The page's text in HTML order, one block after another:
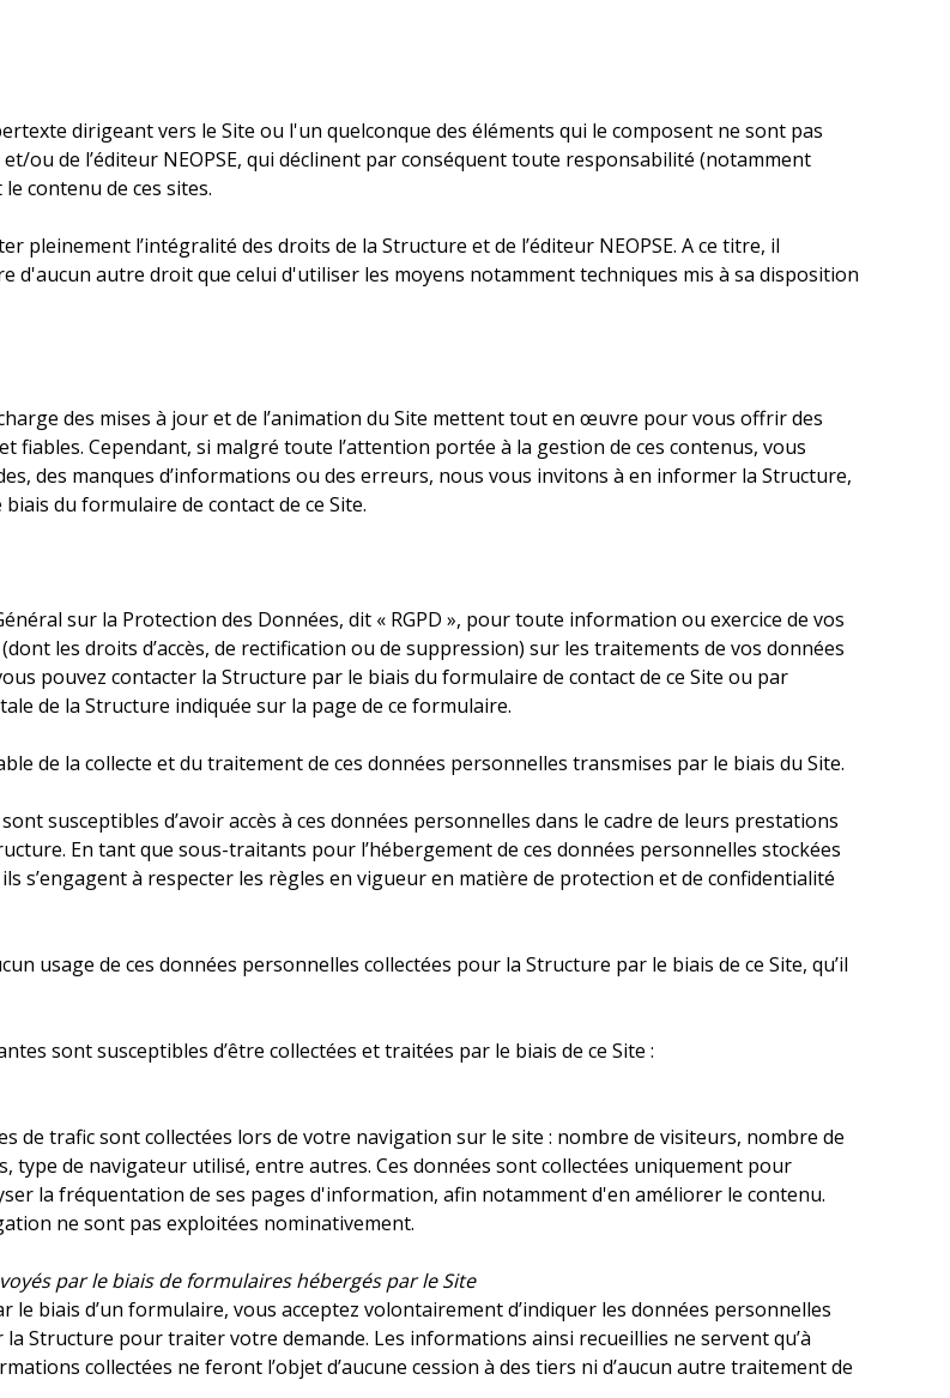
dirigeant vers le Site ou l'un quelconque des éléments qui le composent ne sont pas
ou de l’éditeur NEOPSE, qui déclinent par conséquent toute responsabilité (notamment
contenu de ces sites.
pleinement l’intégralité des droits de la Structure et de l’éditeur NEOPSE. A ce titre, il
d'aucun autre droit que celui d'utiliser les moyens notamment techniques mis à sa disposition
des mises à jour et de l’animation du Site mettent tout en œuvre pour vous offrir des
fiables. Cependant, si malgré toute l’attention portée à la gestion de ces contenus, vous
des manques d’informations ou des erreurs, nous vous invitons à en informer la Structure,
du formulaire de contact de ce Site.
sur la Protection des Données, dit « RGPD », pour toute information ou exercice de vos
les droits d’accès, de rectification ou de suppression) sur les traitements de vos données
pouvez contacter la Structure par le biais du formulaire de contact de ce Site ou par
de la Structure indiquée sur la page de ce formulaire.
de la collecte et du traitement de ces données personnelles transmises par le biais du Site.
susceptibles d’avoir accès à ces données personnelles dans le cadre de leurs prestations
En tant que sous-traitants pour l’hébergement de ces données personnelles stockées
s’engagent à respecter les règles en vigueur en matière de protection et de confidentialité
usage de ces données personnelles collectées pour la Structure par le biais de ce Site, qu’il
sont susceptibles d’être collectées et traitées par le biais de ce Site :
de trafic sont collectées lors de votre navigation sur le site : nombre de visiteurs, nombre de
type de navigateur utilisé, entre autres. Ces données sont collectées uniquement pour
la fréquentation de ses pages d'information, afin notamment d'en améliorer le contenu.
ne sont pas exploitées nominativement.
par le biais de formulaires hébergés par le Site
le biais d’un formulaire, vous acceptez volontairement d’indiquer les données personnelles
Structure pour traiter votre demande. Les informations ainsi recueillies ne servent qu’à
collectées ne feront l’objet d’aucune cession à des tiers ni d’aucun autre traitement de